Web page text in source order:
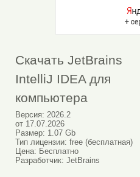
Скачать JetBrains
IntelliJ IDEA для
компьютера
Версия: 2026.2
от 17.07.2026
Размер: 1.07 Gb
Тип лицензии: free (бесплатная)
Цена: Бесплатно
Разработчик: JetBrains